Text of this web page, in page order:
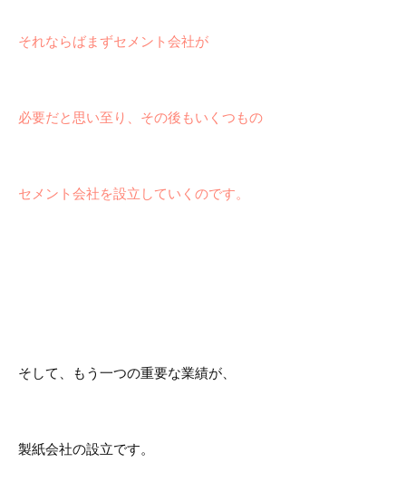
それならばまずセメント会社が
必要だと思い至り、その後もいくつもの
セメント会社を設立していくのです。
そして、もう一つの重要な業績が、
製紙会社の設立です。